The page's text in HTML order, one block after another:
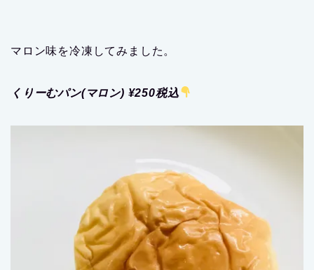
マロン味を冷凍してみました。
くりーむパン(マロン) ¥250税込